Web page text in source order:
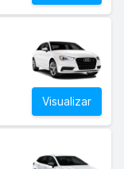
Visualizar